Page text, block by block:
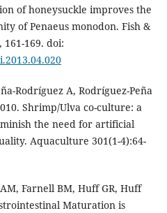
of honeysuckle improves the
of Penaeus monodon. Fish &
169. doi:
Rodríguez A, Rodríguez-Peña
Shrimp/Ulva co-culture: a
the need for artificial
Aquaculture 301(1-4):64-
Farnell BM, Huff GR, Huff
Maturation is